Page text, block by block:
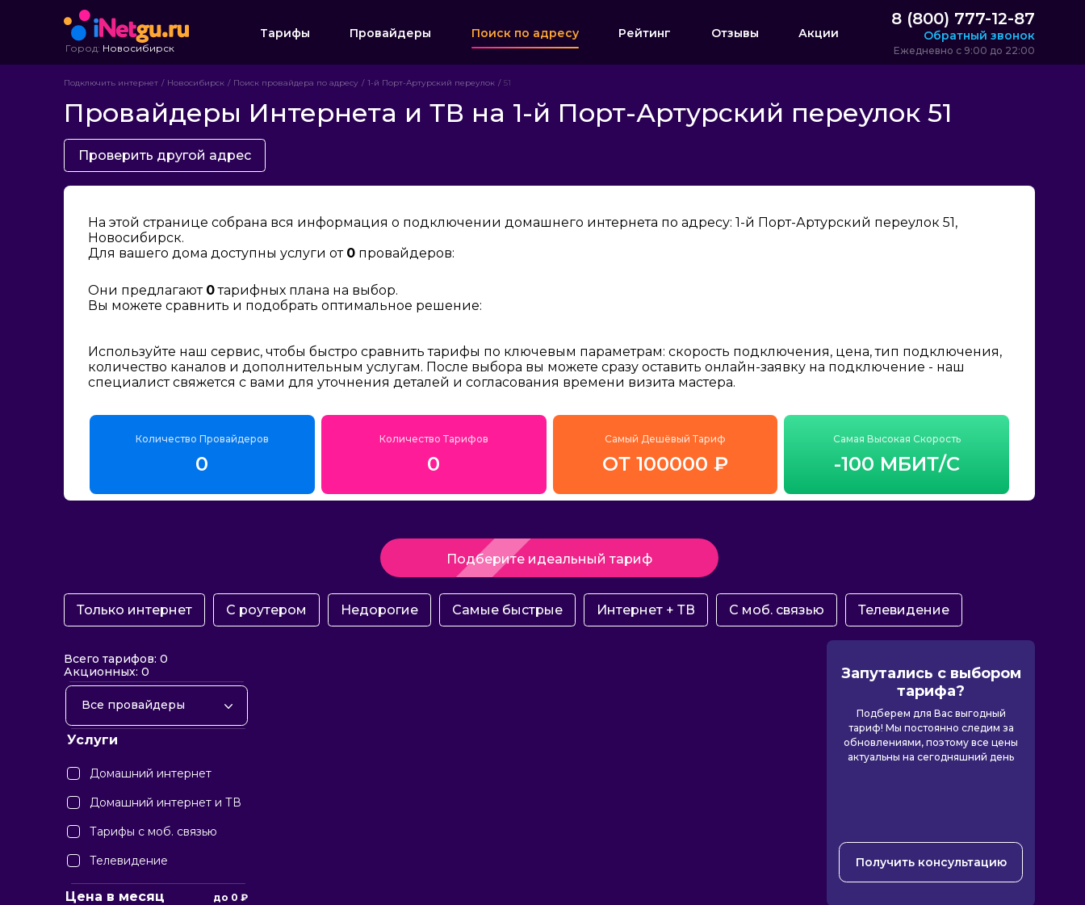
Город: Новосибирск
Тарифы Провайдеры Поиск по адресу Рейтинг Отзывы Акции
8 (800) 777-12-87
Обратный звонок
Ежедневно с 9:00 до 22:00
Подключить интернет Новосибирск Поиск провайдера по адресу 1-й Порт-Артурский переулок 51
Провайдеры Интернета и ТВ на 1-й Порт-Артурский переулок 51
Проверить другой адрес
На этой странице собрана вся информация о подключении домашнего интернета по адресу: 1-й Порт-Артурский переулок 51,
Новосибирск.
Для вашего дома доступны услуги от 0 провайдеров:
Они предлагают 0тарифных плана на выбор.
Вы можете сравнить и подобрать оптимальное решение:
Используйте наш сервис, чтобы быстро сравнить тарифы по ключевым параметрам: скорость подключения, цена, тип подключения,
количество каналов и дополнительным услугам. После выбора вы можете сразу оставить онлайн-заявку на подключение - наш
специалист свяжется с вами для уточнения деталей и согласования времени визита мастера.
Количество Провайдеров
0
Количество Тарифов
0
Самый Дешёвый Тариф
ОТ 100000 ₽
Самая Высокая Скорость
-100 МБИТ/С
Подберите идеальный тариф
Только интернет С роутером Недорогие Самые быстрые Интернет + ТВ С моб. связью Телевидение
Всего тарифов: 0
Акционных: 0
Все провайдеры
Услуги
Домашний интернет
Домашний интернет и ТВ
Тарифы с моб. связью
Телевидение
Цена в месяц до 0 ₽
Запутались с выбором
тарифа?
Подберем для Вас выгодный
тариф! Мы постоянно следим за
обновлениями, поэтому все цены
актуальны на сегодняшний день
Получить консультацию